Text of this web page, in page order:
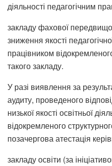
діяльності педагогічним
закладу фахової
зниження якості
працівником
такого закладу.
У разі виявлення за
аудиту, проведеного
низької якості освітньої
відокремленого
позачергова атестація
закладу освіти (за